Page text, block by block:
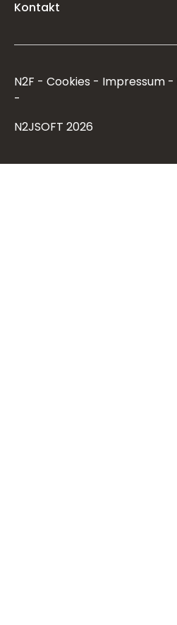
Kontakt
N2F Cookies Impressum
N2JSOFT 2026